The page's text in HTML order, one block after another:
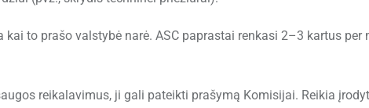
to prašo valstybė narė. ASC paprastai renkasi 2–3 kartus per
reikalavimus, ji gali pateikti prašymą Komisijai. Reikia